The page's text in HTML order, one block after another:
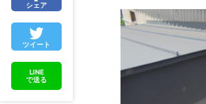
シェア
ツイート
LINE
で送る